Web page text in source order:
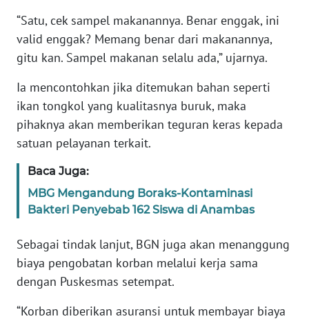
“Satu, cek sampel makanannya. Benar enggak, ini
valid enggak? Memang benar dari makanannya,
gitu kan. Sampel makanan selalu ada,” ujarnya.
Ia mencontohkan jika ditemukan bahan seperti
ikan tongkol yang kualitasnya buruk, maka
pihaknya akan memberikan teguran keras kepada
satuan pelayanan terkait.
Baca Juga:
MBG Mengandung Boraks-Kontaminasi
Bakteri Penyebab 162 Siswa di Anambas
Sebagai tindak lanjut, BGN juga akan menanggung
biaya pengobatan korban melalui kerja sama
dengan Puskesmas setempat.
“Korban diberikan asuransi untuk membayar biaya
KARIR
DISCLAIMER
Wahana
News
Regional
SUMUT
WN
WN
JABAR
WN